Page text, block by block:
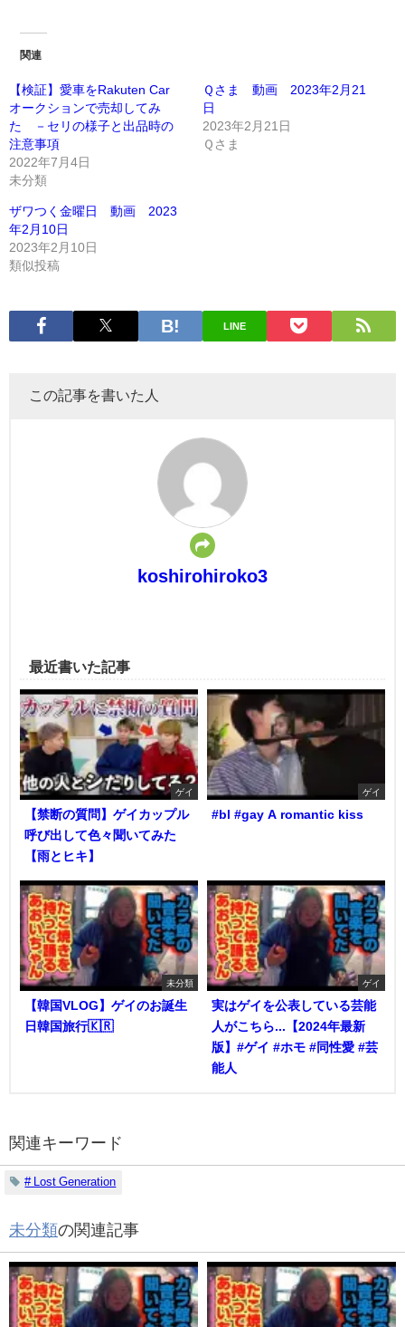
関連
【検証】愛車をRakuten Car
オークションで売却してみ
た －セリの様子と出品時の
注意事項
2022年7月4日
未分類
Ｑさま 動画 2023年2月21
日
2023年2月21日
Ｑさま
ザワつく金曜日 動画 2023
年2月10日
2023年2月10日
類似投稿
LINE
この記事を書いた人
koshirohiroko3
最近書いた記事
ゲイ
【禁断の質問】ゲイカップル
呼び出して色々聞いてみた
【雨とヒキ】
ゲイ
#bl #gay A romantic kiss
未分類
【韓国VLOG】ゲイのお誕生
日韓国旅行🇰🇷
ゲイ
実はゲイを公表している芸能
人がこちら...【2024年最新
版】#ゲイ #ホモ #同性愛 #芸
能人
関連キーワード
# Lost Generation
未分類の関連記事